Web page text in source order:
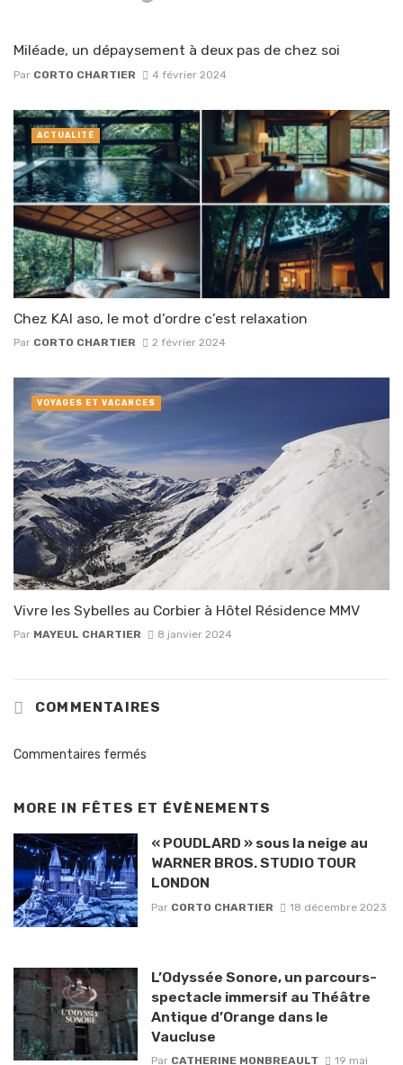
Miléade, un dépaysement à deux pas de chez soi
Par CORTO CHARTIER 4 février 2024
Chez KAI aso, le mot d’ordre c’est relaxation
Par CORTO CHARTIER 2 février 2024
ACTUALITÉ
Vivre les Sybelles au Corbier à Hôtel Résidence MMV
Par MAYEUL CHARTIER 8 janvier 2024
VOYAGES ET VACANCES
COMMENTAIRES
Commentaires fermés
MORE IN FÊTES ET ÉVÈNEMENTS
« POUDLARD » sous la neige au
WARNER BROS. STUDIO TOUR
LONDON
Par CORTO CHARTIER 18 décembre 2023
L’Odyssée Sonore, un parcours-
spectacle immersif au Théâtre
Antique d’Orange dans le
Vaucluse
Par CATHERINE MONBREAULT
19 mai